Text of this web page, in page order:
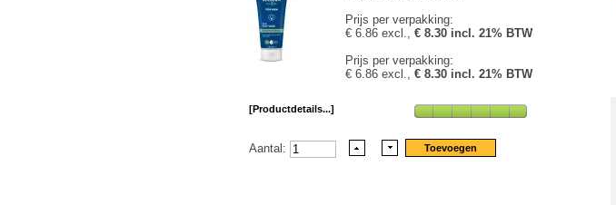
Prijs per verpakking:
€ 6.86 excl., € 8.30 incl. 21% BTW
Prijs per verpakking:
€ 6.86 excl., € 8.30 incl. 21% BTW
[Productdetails...]
Aantal: